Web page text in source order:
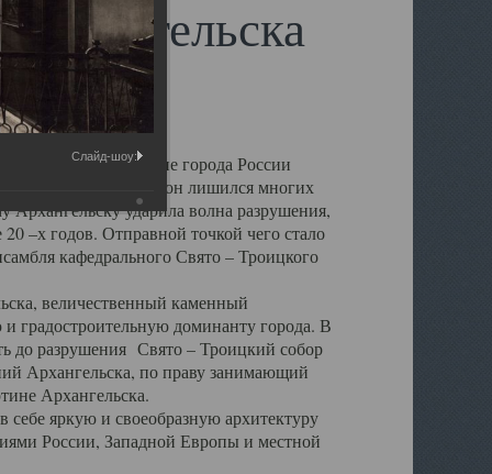
другие губернские города России
результате которых он лишился многих
ударила волна разрушения,
–х годов. Отправной точкой чего стало
кафедрального Свято – Троицкого
величественный каменный
градостроительную доминанту города. В
до разрушения Свято – Троицкий собор
Архангельска, по праву занимающий
Архангельска.
яркую и своеобразную архитектуру
России, Западной Европы и местной
Слайд-шоу: